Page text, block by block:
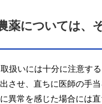
薬については、
扱いには十分に注意す
させ、直ちに医師の手当
異常を感じた場合には